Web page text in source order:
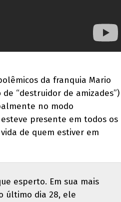
da franquia Mario
“destruidor de amizades”)
no modo
presente em todos os
de quem estiver em
esperto. Em sua mais
último dia 28, ele